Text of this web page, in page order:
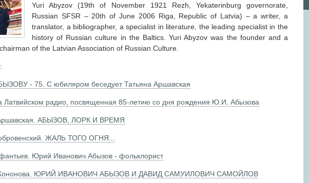
Yuri Abyzov (19th of November 1921 Rezh, Yekaterinburg governorate,
Russian SFSR – 20th of June 2006 Riga, Republic of Latvia) – a writer, a
translator, a bibliographer, a specialist in literature, the leading specialist in the
history of Russian culture in the Baltics. Yuri Abyzov was the founder and a
of the Latvian Association of Russian Culture.
- 75. С юбиляром беседует Татьяна Аршавская
Латвийском радио, посвященная 85-летию со дня рождения Ю.И. Абызова
АБЫЗОВ, ЛОРК И ВРЕМЯ
ЖАЛЬ ТОГО ОГНЯ...
Юрий Иванович Абызов - фольклорист
Кононова. ЮРИЙ ИВАНОВИЧ АБЫЗОВ И ДАВИД САМУИЛОВИЧ САМОЙЛОВ